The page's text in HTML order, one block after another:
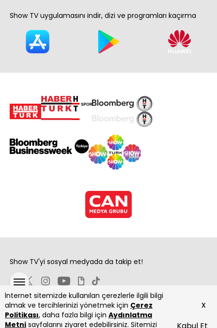
İnternet sitemizde kullanılan çerezlerle ilgili bilgi
almak ve tercihlerinizi yönetmek için Çerez
Politikası, daha fazla bilgi için Aydınlatma
Metni sayfalarını ziyaret edebilirsiniz. Sitemizi
x
Show TV uygulamasını indir, dizi ve programları kaçırma
Show TV'yi sosyal medyada da takip et!